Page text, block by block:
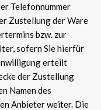
Telefonnummer
Zustellung der Ware
bzw. zur
sofern Sie hierfür
erteilt
der Zustellung
Namen des
Anbieter weiter. Die